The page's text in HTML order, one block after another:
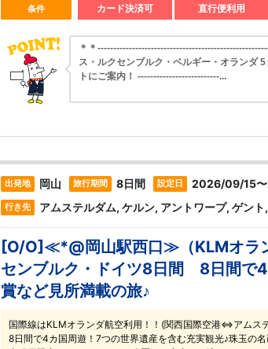
条件 カード決済可 直行便利用
＊＊
ス・ルクセンブルク・ベルギー・オランダ
トにご案内！ --------------------------...
出発地 岡山 旅行期間 8日間 設定日 2026/09/15
行き先 アムステルダム, ケルン, アントワープ, ゲン
[O/O]≪*@岡山駅西口≫（KLMオラ
センブルク・ドイツ8日間 8日間で
賞など見所満載の旅♪
国際線はKLMオランダ航空利用！！(関西国際空港⇔アムス
8日間で4カ国周遊！7つの世界遺産を含む充実観光♪珠玉の名